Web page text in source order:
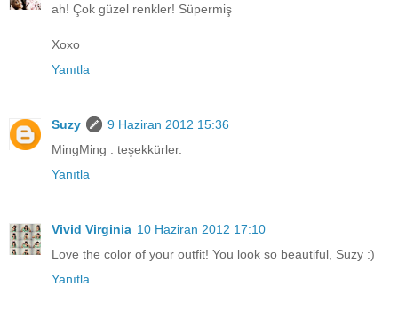
ah! Çok güzel renkler! Süpermiş
Xoxo
Yanıtla
Suzy
9 Haziran 2012 15:36
MingMing : teşekkürler.
Yanıtla
Vivid Virginia 10 Haziran 2012 17:10
Love the color of your outfit! You look so beautiful, Suzy :)
Yanıtla